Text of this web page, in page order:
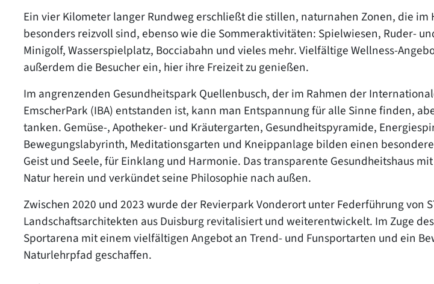
Ein vier Kilometer langer Rundweg erschließt die stillen, naturnahen Zonen, die im
besonders reizvoll sind, ebenso wie die Sommeraktivitäten: Spielwiesen, Ruder-
Minigolf, Wasserspielplatz, Bocciabahn und vieles mehr. Vielfältige Wellness-
außerdem die Besucher ein, hier ihre Freizeit zu genießen.
Im angrenzenden Gesundheitspark Quellenbusch, der im Rahmen der
EmscherPark (IBA) entstanden ist, kann man Entspannung für alle Sinne finden,
tanken. Gemüse-, Apotheker- und Kräutergarten, Gesundheitspyramide,
Bewegungslabyrinth, Meditationsgarten und Kneippanlage bilden einen
Geist und Seele, für Einklang und Harmonie. Das transparente Gesundheitshaus
Natur herein und verkündet seine Philosophie nach außen.
Zwischen 2020 und 2023 wurde der Revierpark Vonderort unter Federführung von
Landschaftsarchitekten aus Duisburg revitalisiert und weiterentwickelt. Im Zuge
Sportarena mit einem vielfältigen Angebot an Trend- und Funsportarten und ein
Naturlehrpfad geschaffen.